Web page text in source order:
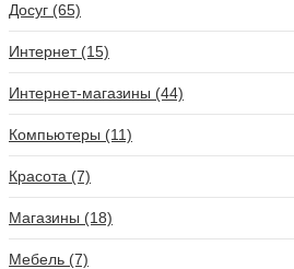
Досуг (65)
Интернет (15)
Интернет-магазины (44)
Компьютеры (11)
Красота (7)
Магазины (18)
Мебель (7)